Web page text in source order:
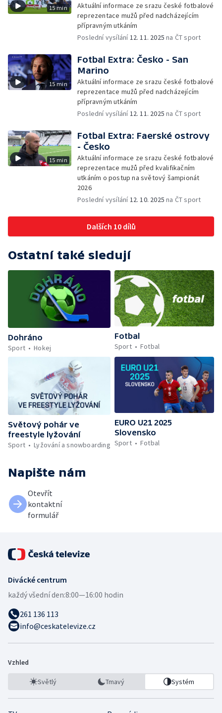
15 min
Aktuální informace ze srazu české fotbalové
reprezentace mužů před nadcházejícím
přípravným utkáním
Poslední vysílání12. 11. 2025 na ČT sport
15 min
Fotbal Extra: Česko - San
Marino
Aktuální informace ze srazu české fotbalové
reprezentace mužů před nadcházejícím
přípravným utkáním
Poslední vysílání12. 11. 2025 na ČT sport
15 min
Fotbal Extra: Faerské ostrovy
- Česko
Aktuální informace ze srazu české fotbalové
reprezentace mužů před kvalifikačním
utkáním o postup na světový šampionát
2026
Poslední vysílání12. 10. 2025 na ČT sport
Dalších 10 dílů
Ostatní také sledují
Dohráno
Sport
Hokej
Fotbal
Sport
Fotbal
Světový pohár ve
freestyle lyžování
Sport
Lyžování a snowboarding
EURO U21 2025
Slovensko
Sport
Fotbal
Napište nám
Otevřít
kontaktní
formulář
Divácké centrum
každý všední den:8:00—16:00 hodin
261 136 113
info@ceskatelevize.cz
Vzhled
Světlý Tmavý Systém